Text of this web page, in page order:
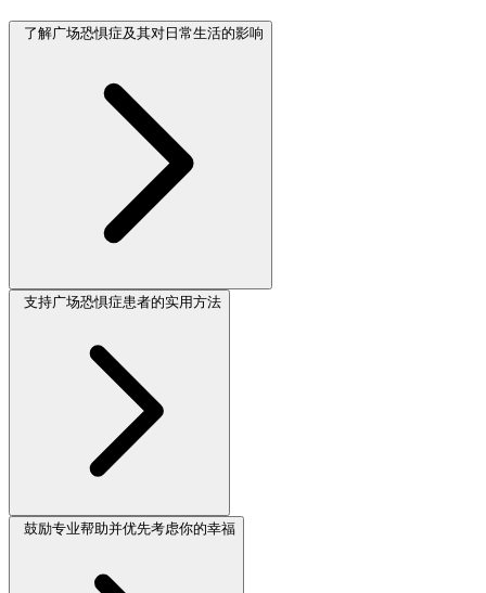
了解广场恐惧症及其对日常生活的影响
支持广场恐惧症患者的实用方法
鼓励专业帮助并优先考虑你的幸福